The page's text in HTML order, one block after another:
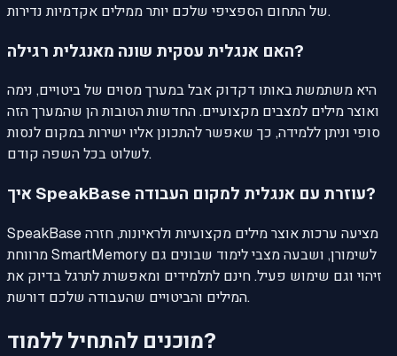
של התחום הספציפי שלכם יותר ממילים אקדמיות נדירות.
האם אנגלית עסקית שונה מאנגלית רגילה?
היא משתמשת באותו דקדוק אבל במערך מסוים של ביטויים, נימה
ואוצר מילים למצבים מקצועיים. החדשות הטובות הן שהמערך הזה
סופי וניתן ללמידה, כך שאפשר להתכונן אליו ישירות במקום לנסות
לשלוט בכל השפה קודם.
איך SpeakBase עוזרת עם אנגלית למקום העבודה?
SpeakBase מציעה ערכות אוצר מילים מקצועיות ולראיונות, חזרה
מרווחת SmartMemory לשימורן, ושבעה מצבי לימוד שבונים גם
זיהוי וגם שימוש פעיל. חינם לתלמידים ומאפשרת לתרגל בדיוק את
המילים והביטויים שהעבודה שלכם דורשת.
מוכנים להתחיל ללמוד?